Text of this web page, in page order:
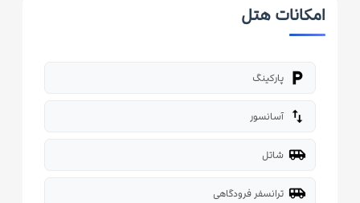
امکانات هتل
local_parking پارکینگ
import_export آسانسور
airport_shuttle شاتل
airport_shuttle ترانسفر فرودگاهی